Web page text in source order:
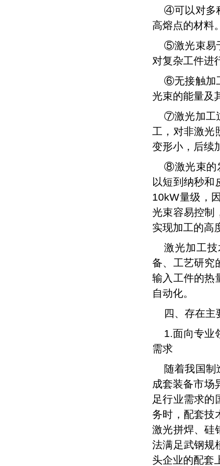
④可以对多
高熔点的材料
⑤激光束易
对复杂工件进
⑥无接触加
光束的能量及
⑦激光加工
工，对非激光
变形小，后续
⑧激光束的
以短到纳秒和
10kW量级，
光束容易控制
实现加工的高
激光加工
备、工艺研究
输入工件的热
自动化。
四、存在主
1.面向专业
需求
随着我国制
成套装备市场
足行业需求的
务时，配套技
激光拼焊、硅
法满足武钢规
头企业的配套